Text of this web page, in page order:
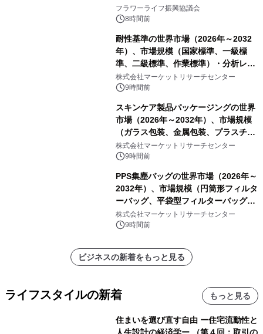
山・射水で開催
フラワーライフ振興協議会
8時間前
耐性基準の世界市場（2026年～2032
年）、市場規模（国家標準、一級標
準、二級標準、作業標準）・分析レポ
ートを発表
株式会社マーケットリサーチセンター
9時間前
スキンケア製品パッケージングの世界
市場（2026年～2032年）、市場規模
（ガラス包装、金属包装、プラスチッ
ク包装、その他）・分析レポートを発
表
株式会社マーケットリサーチセンター
9時間前
PPS集塵バッグの世界市場（2026年～
2032年）、市場規模（円筒形フィルタ
ーバッグ、平袋型フィルターバッグ、
プリーツフィルターバッグ、その
他）・分析レポートを発表
株式会社マーケットリサーチセンター
9時間前
ビジネスの新着をもっと見る
ライフスタイルの新着 もっと見る
住まいを選び直す自由 ー住宅流動性と
人生設計の経済学ー （第４回：取引の